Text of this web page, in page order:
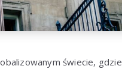
świecie, gdzie